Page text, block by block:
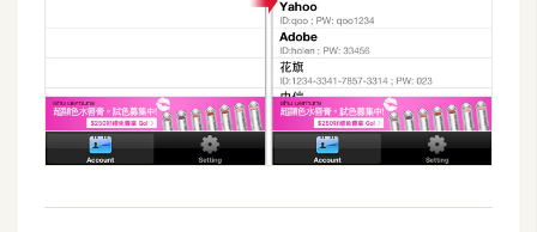
費
空